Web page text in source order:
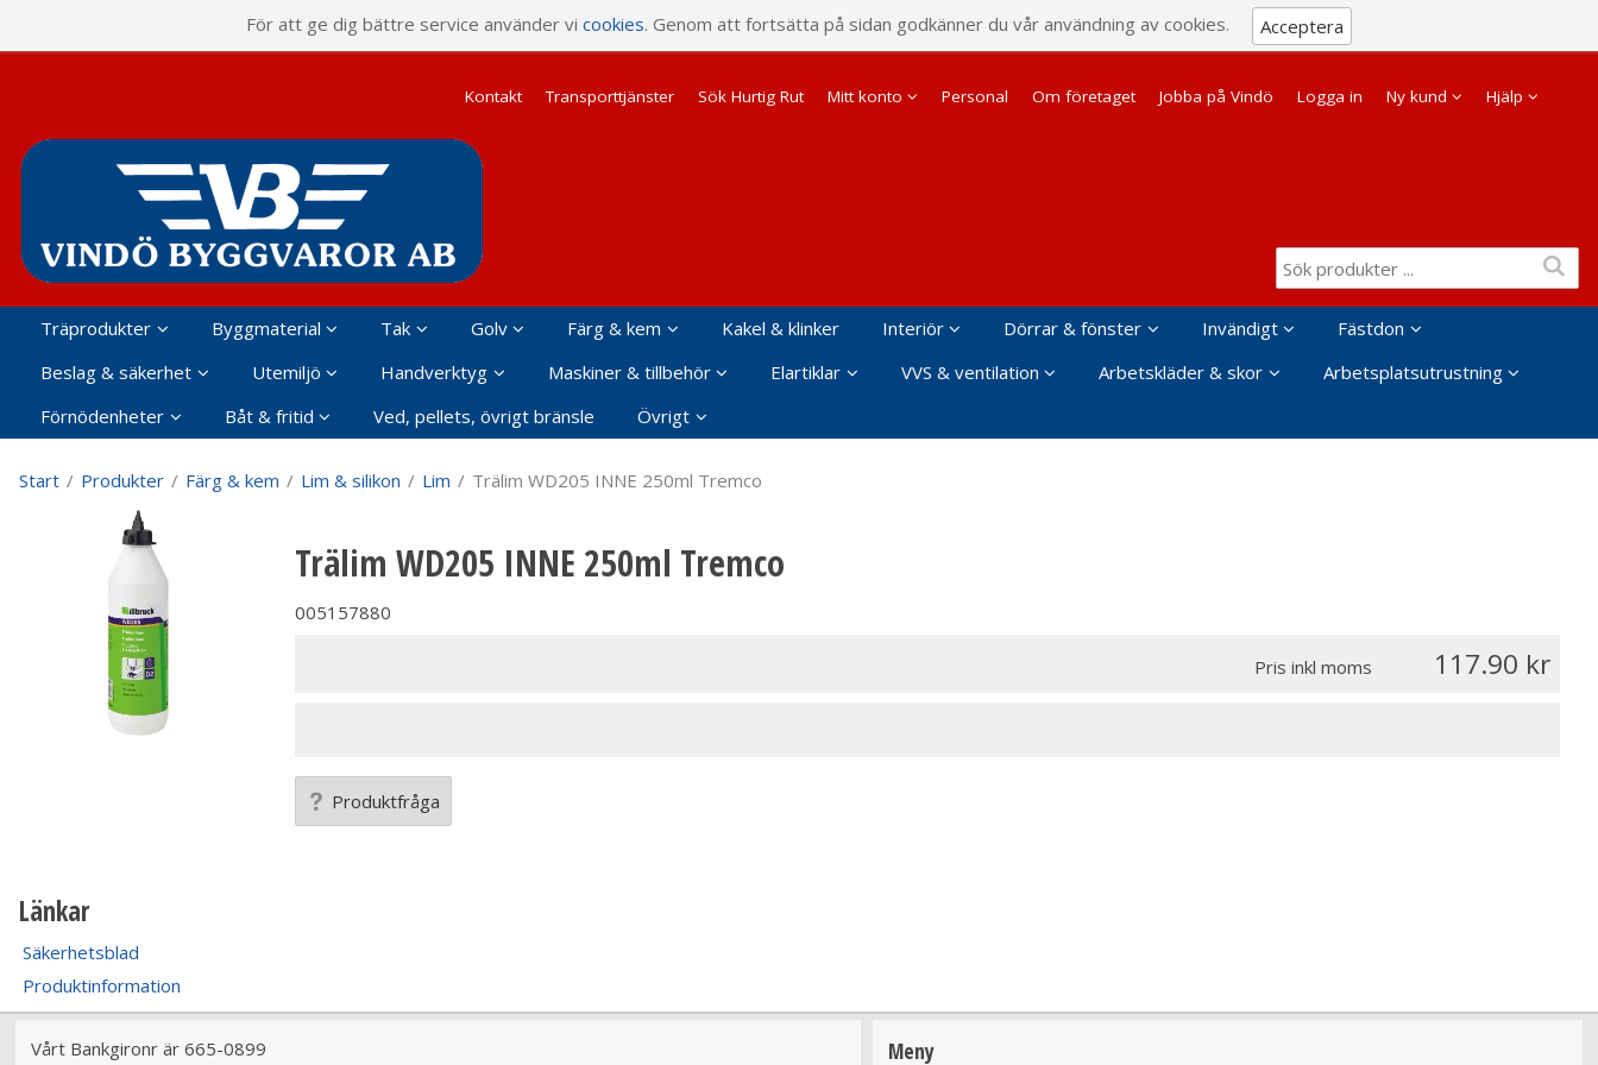
För att ge dig bättre service använder vi cookies. Genom att fortsätta på sidan godkänner du vår användning av cookies. Acceptera
Kontakt Transporttjänster Sök Hurtig Rut Mitt konto Personal Om företaget Jobba på Vindö Logga in Ny kund
Företag
Privat
Hjälp
Träprodukter Byggmaterial Tak Golv Färg & kem Kakel & klinker Interiör Dörrar & fönster Invändigt
Fästdon
Beslag & säkerhet
Utemiljö Handverktyg Maskiner & tillbehör Elartiklar VVS & ventilation Arbetskläder & skor
Arbetsplatsutrustning
Förnödenheter
Båt & fritid Ved, pellets, övrigt bränsle Övrigt
Start / Produkter / Färg & kem / Lim & silikon / Lim / Trälim WD205 INNE 250ml Tremco
Trälim WD205 INNE 250ml Tremco
005157880
Pris inkl moms 117.90
Produktfråga
Länkar
Säkerhetsblad
Produktinformation
Vårt Bankgironr är 665-0899 Meny